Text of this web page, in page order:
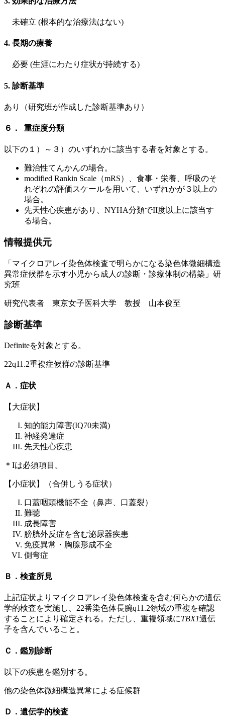
未確立 (根本的な治療法はない)
4. 長期の療養
必要 (生涯にわたり症状が持続する)
5. 診断基準
あり（研究班が作成した診断基準あり）
６． 重症度分類
以下の１）～３）のいずれかに該当する者を対象とする。
難治性てんかんの場合。
modified Rankin Scale（mRS）、食事・栄養、呼吸のそ
れぞれの評価スケールを用いて、いずれかが３以上の
場合。
先天性心疾患があり、NYHA分類でII度以上に該当す
る場合。
情報提供元
「マイクロアレイ染色体検査で明らかになる染色体微細構造
異常症候群を示す小児から成人の診断・診療体制の構築」研
究班
研究代表者 東京女子医科大学 教授 山本俊至
診断基準
Definiteを対象とする。
22q11.2重複症候群の診断基準
Ａ．症状
【大症状】
知的能力障害(IQ70未満)
神経発達症
先天性心疾患
＊Iは必須項目。
【小症状】（合併しうる症状）
口蓋咽頭機能不全（鼻声、口蓋裂）
難聴
成長障害
膀胱外反症を含む泌尿器疾患
免疫異常・胸腺形成不全
側弯症
Ｂ．検査所見
上記症状よりマイクロアレイ染色体検査を含む何らかの遺伝
学的検査を実施し、22番染色体長腕q11.2領域の重複を確認
することにより確定される。ただし、重複領域にTBX1遺伝
子を含んでいること。
Ｃ．鑑別診断
以下の疾患を鑑別する。
他の染色体微細構造異常による症候群
Ｄ．遺伝学的検査